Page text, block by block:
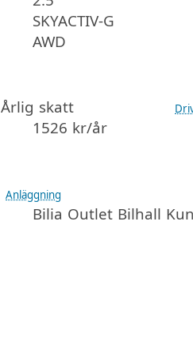
SKYACTIV-G
AWD
Årlig skatt
1526 kr/år
Anläggning
Bilia Outlet Bilhall